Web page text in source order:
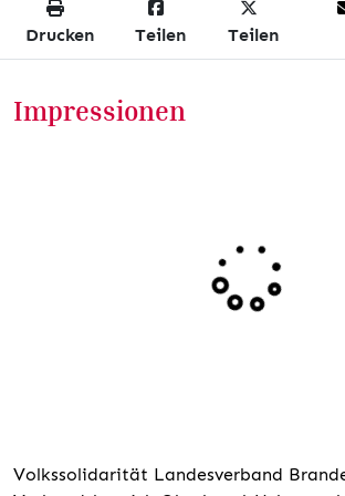
Drucken Teilen Teilen
Impressionen
Volkssolidarität Landesverband